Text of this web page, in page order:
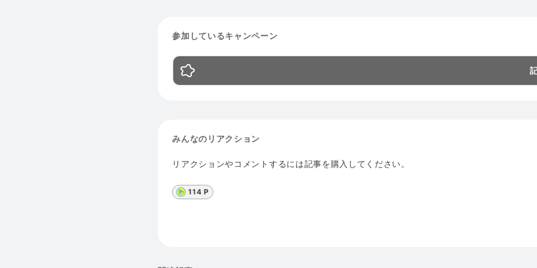
参加しているキャンペーン
みんなのリアクション
リアクションやコメントするには記事を購入してください。
114 P